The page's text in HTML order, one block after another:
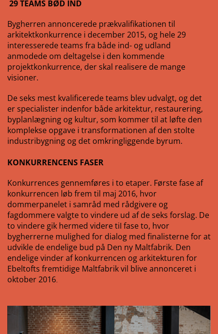
29 TEAMS BØD IND
Bygherren annoncerede prækvalifikationen til
arkitektkonkurrence i december 2015, og hele 29
interesserede teams fra både ind- og udland
anmodede om deltagelse i den kommende
projektkonkurrence, der skal realisere de mange
visioner.
De seks mest kvalificerede teams blev udvalgt, og det
er specialister indenfor både arkitektur, restaurering,
byplanlægning og kultur, som kommer til at løfte den
komplekse opgave i transformationen af den stolte
industribygning og det omkringliggende byrum.
KONKURRENCENS FASER
Konkurrences gennemføres i to etaper. Første fase af
konkurrencen løb frem til maj 2016, hvor
dommerpanelet i samråd med rådgivere og
fagdommere valgte to vindere ud af de seks forslag. De
to vindere gik hermed videre tiI fase to, hvor
bygherrerne mulighed for dialog med finalisterne for at
udvikle de endelige bud på Den ny Maltfabrik. Den
endelige vinder af konkurrencen og arkitekturen for
Ebeltofts fremtidige Maltfabrik vil blive annonceret i
oktober 2016